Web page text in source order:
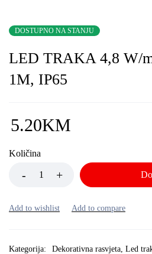
DOSTUPNO NA STANJU
LED TRAKA 4,8 W/
1M, IP65
5.20KM
Količina
Kategorija: Dekorativna rasvjeta Led